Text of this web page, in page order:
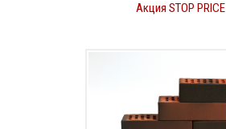
Акция STOP PRICE